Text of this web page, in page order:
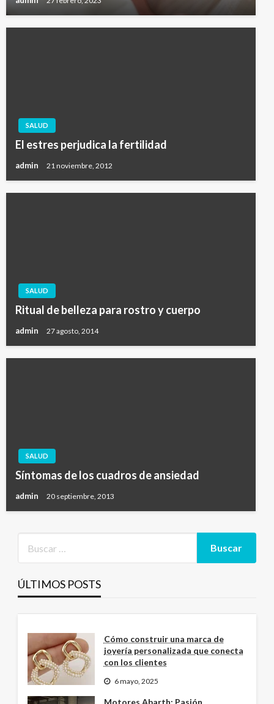
SALUD
El estres perjudica la fertilidad
admin 21 noviembre, 2012
SALUD
Ritual de belleza para rostro y cuerpo
admin 27 agosto, 2014
SALUD
Síntomas de los cuadros de ansiedad
admin 20 septiembre, 2013
ÚLTIMOS POSTS
Cómo construir una marca de
joyería personalizada que conecta
con los clientes
6 mayo, 2025
Motores Abarth: Pasión,